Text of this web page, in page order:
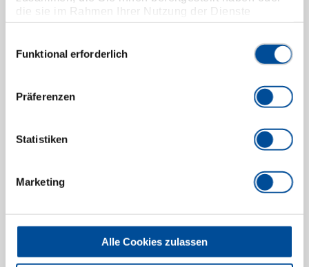
die sie im Rahmen Ihrer Nutzung der Dienste
gesammelt haben. Unsere vollständige
Funktional erforderlich
Präferenzen
Statistiken
Marketing
Alle Cookies zulassen
2353571
/ KL-0039-1355
Preis auf Anfrage